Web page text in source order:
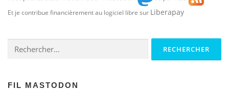
Et je contribue financièrement au logiciel libre sur Liberapay
FIL MASTODON